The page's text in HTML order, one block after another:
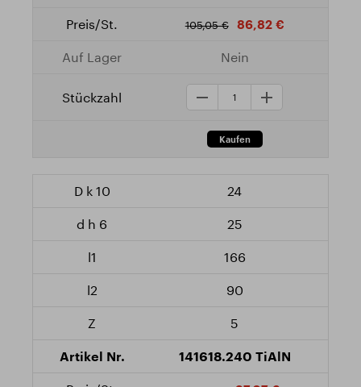
105,05 € 86,82 €
Nein
24
25
166
90
5
141618.240 TiAlN